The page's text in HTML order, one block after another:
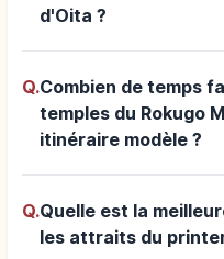
d'Oita ?
Q.Combien de temps
temples du Rokugo
itinéraire modèle ?
Q.Quelle est la
les attraits du